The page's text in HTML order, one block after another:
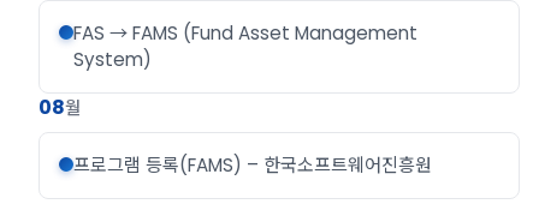
FAS → FAMS (Fund Asset Management
System)
08월
프로그램 등록(FAMS) – 한국소프트웨어진흥원